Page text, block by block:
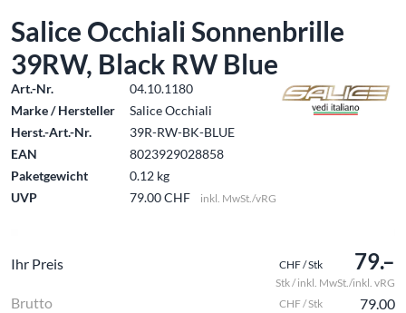
Salice Occhiali Sonnenbrille
39RW, Black RW Blue
Art.-Nr.
04.10.1180
Marke / Hersteller
Salice Occhiali
Herst.-Art.-Nr.
39R-RW-BK-BLUE
EAN
8023929028858
Paketgewicht
0.12 kg
UVP
79.00 CHF inkl. MwSt./vRG
Ihr Preis CHF / Stk 79.–
Stk / inkl. MwSt./inkl. vRG
Brutto CHF / Stk 79.00